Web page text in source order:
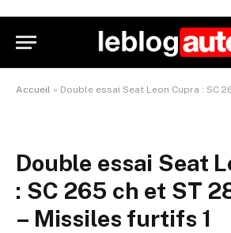
Accueil » Double essai Seat Leon Cupra : SC 265 ch et ST
Double essai Seat
: SC 265 ch et ST
– Missiles furtifs 1